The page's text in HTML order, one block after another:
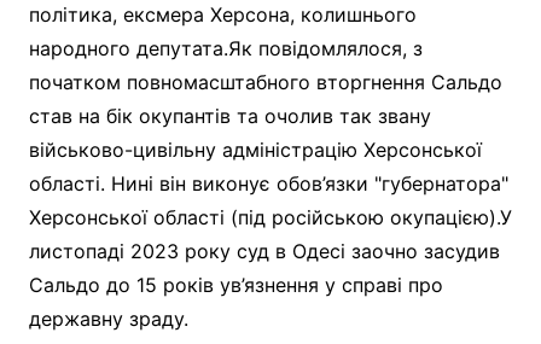
політика, ексмера Херсона, колишнього
народного депутата.Як повідомлялося, з
початком повномасштабного вторгнення Сальдо
став на бік окупантів та очолив так звану
військово-цивільну адміністрацію Херсонської
області. Нині він виконує обов’язки "губернатора"
Херсонської області (під російською окупацією).У
листопаді 2023 року суд в Одесі заочно засудив
Сальдо до 15 років ув’язнення у справі про
державну зраду.